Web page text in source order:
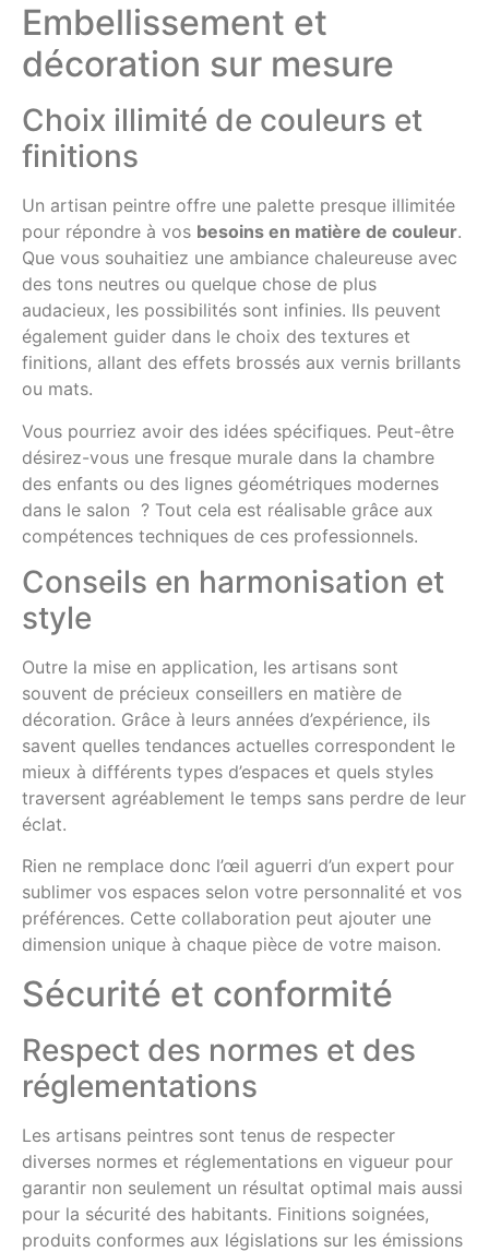
Embellissement et
décoration sur mesure
Choix illimité de couleurs et
finitions
Un artisan peintre offre une palette presque illimitée
pour répondre à vos besoins en matière de couleur.
Que vous souhaitiez une ambiance chaleureuse avec
des tons neutres ou quelque chose de plus
audacieux, les possibilités sont infinies. Ils peuvent
également guider dans le choix des textures et
finitions, allant des effets brossés aux vernis brillants
ou mats.
Vous pourriez avoir des idées spécifiques. Peut-être
désirez-vous une fresque murale dans la chambre
des enfants ou des lignes géométriques modernes
dans le salon ? Tout cela est réalisable grâce aux
compétences techniques de ces professionnels.
Conseils en harmonisation et
style
Outre la mise en application, les artisans sont
souvent de précieux conseillers en matière de
décoration. Grâce à leurs années d’expérience, ils
savent quelles tendances actuelles correspondent le
mieux à différents types d’espaces et quels styles
traversent agréablement le temps sans perdre de leur
éclat.
Rien ne remplace donc l’œil aguerri d’un expert pour
sublimer vos espaces selon votre personnalité et vos
préférences. Cette collaboration peut ajouter une
dimension unique à chaque pièce de votre maison.
Sécurité et conformité
Respect des normes et des
réglementations
Les artisans peintres sont tenus de respecter
diverses normes et réglementations en vigueur pour
garantir non seulement un résultat optimal mais aussi
pour la sécurité des habitants. Finitions soignées,
produits conformes aux législations sur les émissions